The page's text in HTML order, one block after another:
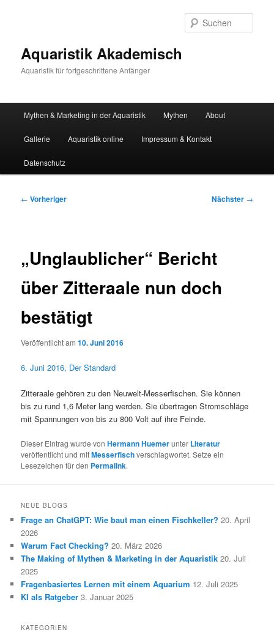
Aquaristik Akademisch
Aquaristik für fortgeschrittene Anfänger
Mythen & Marketing in der Aquaristik Mythen About
Gallerie Aquaristik online Impressum & Kontakt
Datenschutz
Beitragsnavigation
← Vorheriger Nächster →
„Unglaublicher“ Bericht
über Zitteraale nun doch
bestätigt
Veröffentlicht am10. Juni 2016
6. Juni 2016, Der Standard
Zitteraale gehören zu den Neuwelt-Messerfischen. Sie können
bis zu rund 1,6 Meter lang werden. Sie übertragen Stromschläge
mit Spannungen von bis zu 800 Volt auf ihre Feinde.
Dieser Eintrag wurde vonHermann Huemerunter Literatur
veröffentlicht und mitMesserfischverschlagwortet. Setze ein
Lesezeichen für den Permalink.
NEUE BLOGS
Frage an ChatGPT: Wie baut man einen Fischkeller? 20. April
2026
Warum Fact Checking? 20. März 2026
The Making of Mythen & Marketing in der Aquaristik 20. Juli
2025
Fragenbasiertes Lernen mit einem Aquarium 12. Juli 2025
KI als Ratgeber 3. Januar 2025
KATEGORIEN